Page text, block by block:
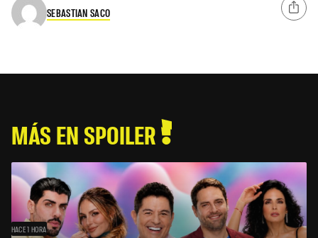
SEBASTIAN SACO
MÁS EN SPOILER
HACE 1 HORA